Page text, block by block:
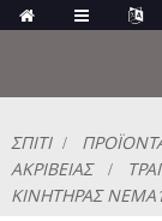
ΣΠΊΤΙ
ΑΚΡΙΒΕΊΑΣ
ΚΙΝΗΤΉΡΑΣ